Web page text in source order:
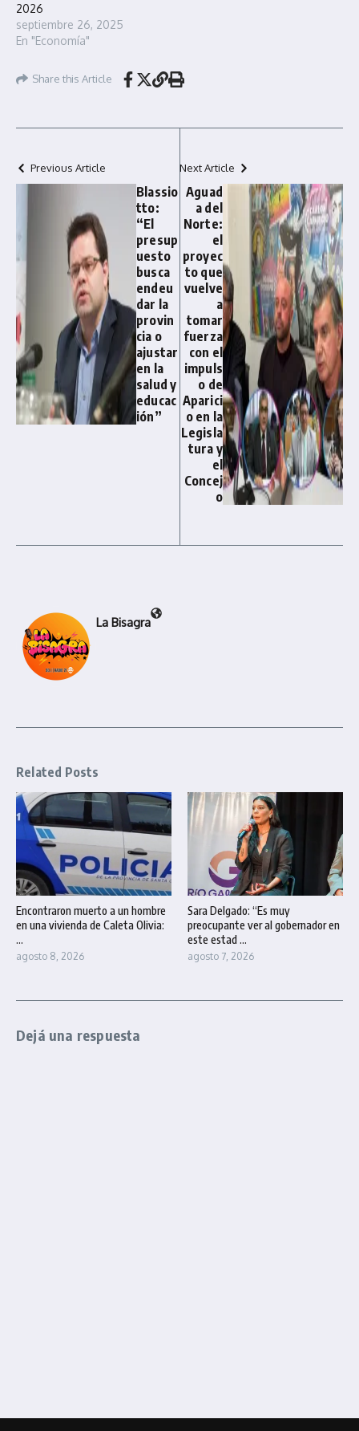
2026
septiembre 26, 2025
En "Economía"
Share this Article
Previous Article
Blassio
tto:
“El
presup
uesto
busca
endeu
dar la
provin
cia o
ajustar
en la
salud y
educac
ión”
Next Article
Aguad
a del
Norte:
el
proyec
to que
vuelve
a
tomar
fuerza
con el
impuls
o de
Aparici
o en la
Legisla
tura y
el
Concej
o
La Bisagra
Related Posts
Encontraron muerto a un hombre
en una vivienda de Caleta Olivia:
...
agosto 8, 2026
Sara Delgado: “Es muy
preocupante ver al gobernador en
este estad ...
agosto 7, 2026
Dejá una respuesta